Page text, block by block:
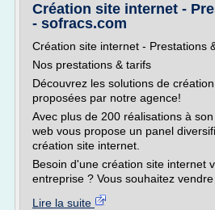
Création site internet -
- sofracs.com
Création site internet - Prestations
Nos prestations & tarifs
Découvrez les solutions de
proposées par notre agence!
Avec plus de 200 réalisations à
web vous propose un panel
création site internet.
Besoin d'une création site internet
entreprise ? Vous souhaitez vendre
Lire la suite